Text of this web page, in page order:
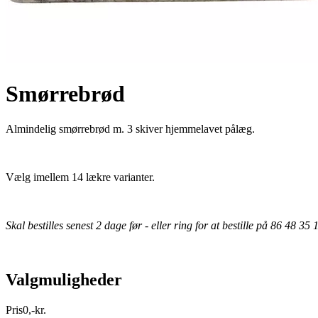
Smørrebrød
Almindelig smørrebrød m. 3 skiver hjemmelavet pålæg.
Vælg imellem 14 lækre varianter.
Skal bestilles senest 2 dage før - eller ring for at bestille på 86 48 35
Valgmuligheder
Pris0,-kr.